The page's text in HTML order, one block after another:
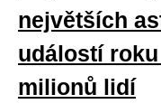
největších
událostí
milionů lidí